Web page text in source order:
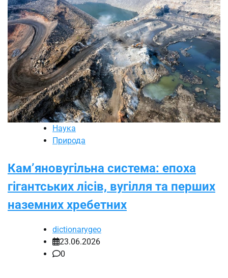
Наука
Природа
Кам’яновугільна система: епоха
гігантських лісів, вугілля та перших
наземних хребетних
dictionarygeo
23.06.2026
0